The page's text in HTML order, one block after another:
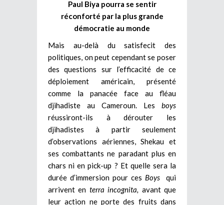
Paul Biya pourra se sentir
réconforté par la plus grande
démocratie au monde
Mais au-delà du satisfecit des
politiques, on peut cependant se poser
des questions sur l’efficacité de ce
déploiement américain, présenté
comme la panacée face au fléau
djihadiste au Cameroun. Les boys
réussiront-ils à dérouter les
djihadistes à partir seulement
d’observations aériennes, Shekau et
ses combattants ne paradant plus en
chars ni en pick-up ? Et quelle sera la
durée d’immersion pour ces Boys qui
arrivent en terra incognita,
avant que
leur action ne porte des fruits dans